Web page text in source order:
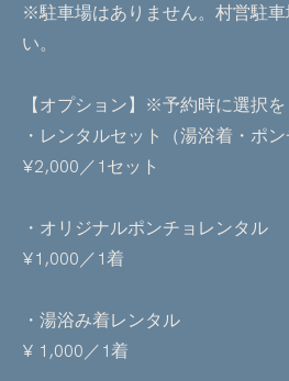
※駐車場はありません。村営駐
い。
【オプション】※予約時に選択
・レンタルセット（湯浴着・ポ
¥2,000／1セット
・オリジナルポンチ
¥1,000／1着
・湯浴み着
¥ 1,000／1着